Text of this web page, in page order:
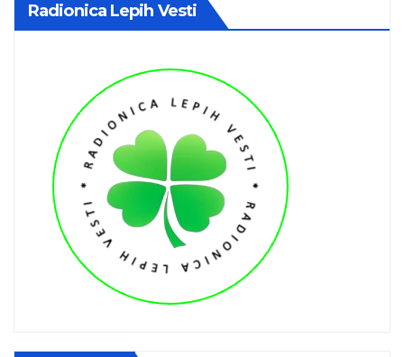
Radionica Lepih Vesti